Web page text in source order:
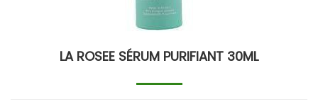
LA ROSEE SÉRUM PURIFIANT 30ML